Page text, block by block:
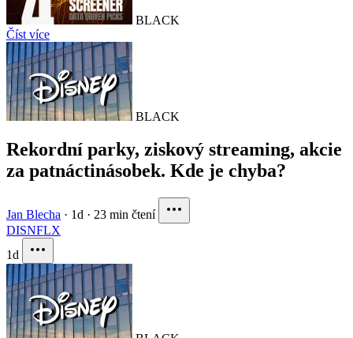
BLACK
Číst více
BLACK
Rekordní parky, ziskový streaming, akcie
za patnáctinásobek. Kde je chyba?
Jan Blecha · 1d · 23 min čtení
DISNFLX
1d